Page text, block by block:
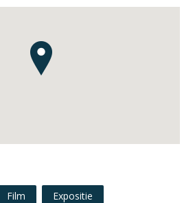
Film Expositie